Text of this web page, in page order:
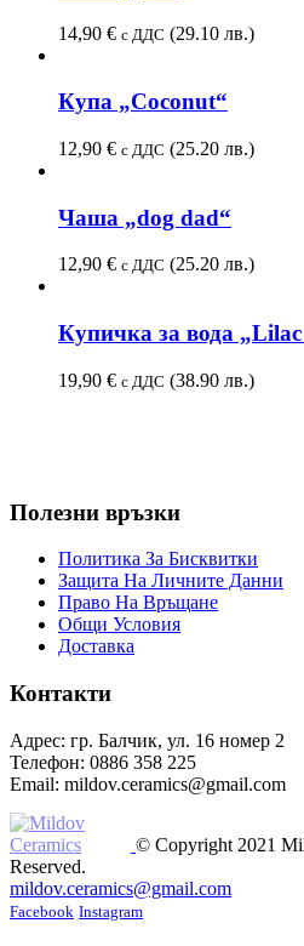
14,90 € с ДДС (29.10 лв.)
Купа „Coconut“
12,90 € с ДДС (25.20 лв.)
Чаша „dog dad“
12,90 € с ДДС (25.20 лв.)
Купичка за вода
19,90 € с ДДС (38.90 лв.)
Полезни връзки
Политика За Бисквитки
Защита На Личните Данни
Право На Връщане
Общи Условия
Доставка
Контакти
Адрес: гр. Балчик, ул. 16 номер 2
Телефон: 0886 358 225
Email: mildov.ceramics@gmail.com
© Copyright 2021
Reserved.
mildov.ceramics@gmail.com
Facebook Instagram